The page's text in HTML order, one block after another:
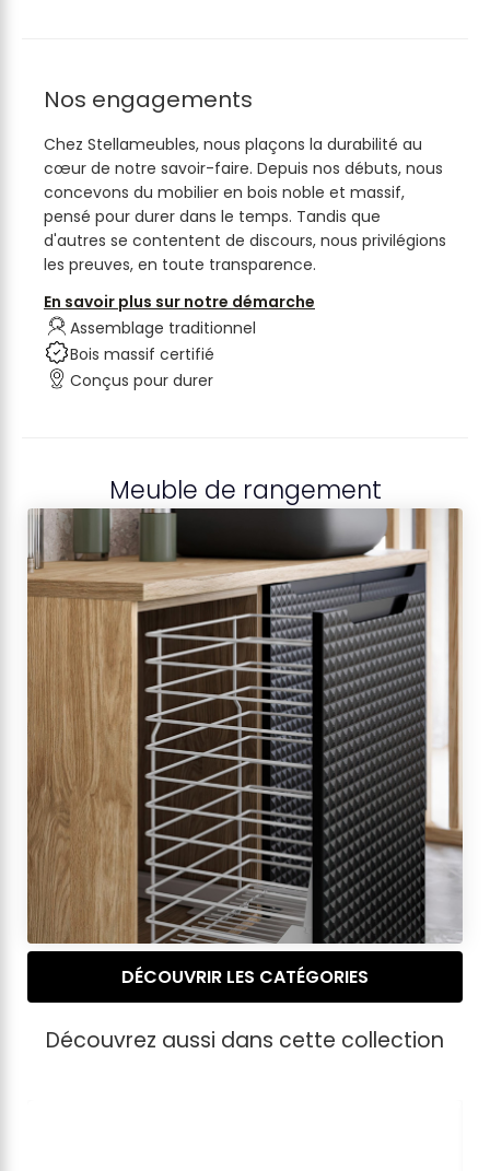
Nos engagements
Chez Stellameubles, nous plaçons la durabilité au
cœur de notre savoir-faire. Depuis nos débuts, nous
concevons du mobilier en bois noble et massif,
pensé pour durer dans le temps. Tandis que
d'autres se contentent de discours, nous privilégions
les preuves, en toute transparence.
En savoir plus sur notre démarche
Assemblage traditionnel
Bois massif certifié
Conçus pour durer
Meuble de rangement
DÉCOUVRIR LES CATÉGORIES
Découvrez aussi dans cette collection